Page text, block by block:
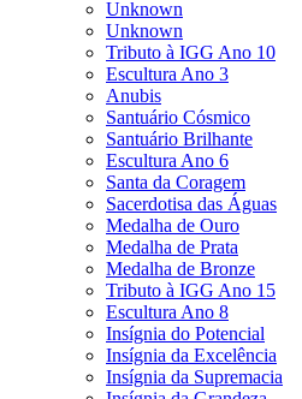
Unknown
Unknown
Tributo à IGG Ano 10
Escultura Ano 3
Anubis
Santuário Cósmico
Santuário Brilhante
Escultura Ano 6
Santa da Coragem
Sacerdotisa das Águas
Medalha de Ouro
Medalha de Prata
Medalha de Bronze
Tributo à IGG Ano 15
Escultura Ano 8
Insígnia do Potencial
Insígnia da Excelência
Insígnia da Supremacia